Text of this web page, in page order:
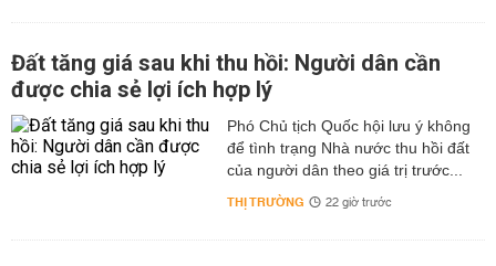
Đất tăng giá sau khi thu hồi: Người dân cần
được chia sẻ lợi ích hợp lý
Phó Chủ tịch Quốc hội lưu ý không
để tình trạng Nhà nước thu hồi đất
của người dân theo giá trị trước...
THỊ TRƯỜNG 22 giờ trước